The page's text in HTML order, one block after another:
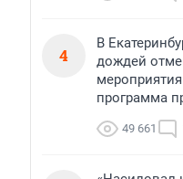
4
В
дождей
программа
49 661